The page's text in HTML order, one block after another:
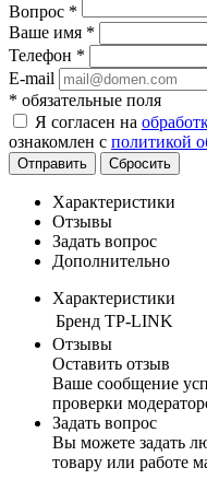
Вопрос *
Ваше имя *
Телефон *
E-mail
* обязательные поля
Я согласен на
ознакомлен с политикой
Отправить Сбросить
Характеристики
Отзывы
Задать вопрос
Дополнительно
Характеристики
Бренд TP-LINK
Отзывы
Оставить отзыв
Ваше сообщение
проверки
Задать вопрос
Вы можете задать
товару или работе